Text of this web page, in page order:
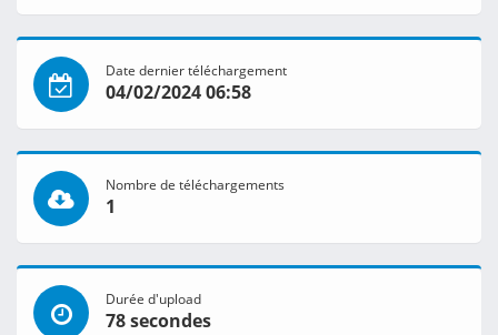
Date dernier téléchargement
04/02/2024 06:58
Nombre de téléchargements
1
Durée d'upload
78 secondes